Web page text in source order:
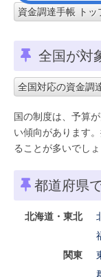
資金調達手帳 トッ
全国が対
全国対応の資金調
国の制度は、予算
い傾向があります
ることが多いでしょ
都道府県
北海道・東北
関東